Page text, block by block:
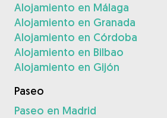
Alojamiento en Málaga
Alojamiento en Granada
Alojamiento en Córdoba
Alojamiento en Bilbao
Alojamiento en Gijón
Paseo
Paseo en Madrid